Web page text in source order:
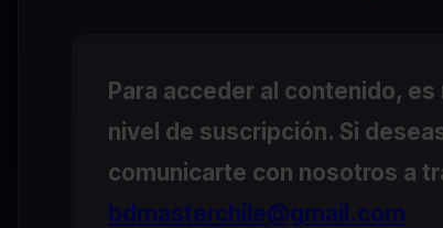
Para acceder al contenido,
nivel de suscripción. Si
comunicarte con nosotros a
bdmasterchile@gmail.com